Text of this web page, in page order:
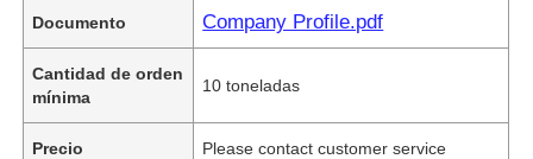
Documento Company Profile.pdf
Cantidad de orden
mínima
10 toneladas
Precio Please contact customer service